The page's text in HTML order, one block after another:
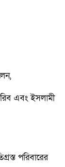
এবং ইসলামী
পরিবারের